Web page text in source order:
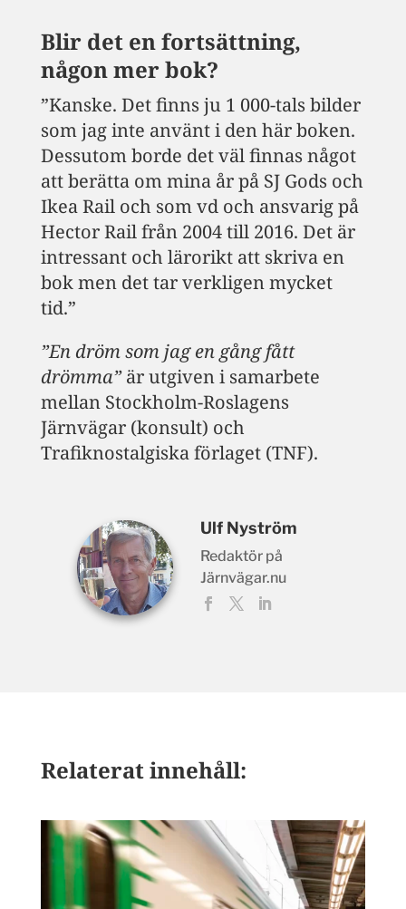
Blir det en fortsättning,
någon mer bok?
”Kanske. Det finns ju 1 000-tals bilder
som jag inte använt i den här boken.
Dessutom borde det väl finnas något
att berätta om mina år på SJ Gods och
Ikea Rail och som vd och ansvarig på
Hector Rail från 2004 till 2016. Det är
intressant och lärorikt att skriva en
bok men det tar verkligen mycket
tid.”
”En dröm som jag en gång fått
drömma”är utgiven i samarbete
mellan Stockholm-Roslagens
Järnvägar (konsult) och
Trafiknostalgiska förlaget (TNF).
Ulf Nyström
Redaktör på
Järnvägar.nu
Relaterat innehåll: